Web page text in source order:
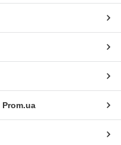
Prom.ua